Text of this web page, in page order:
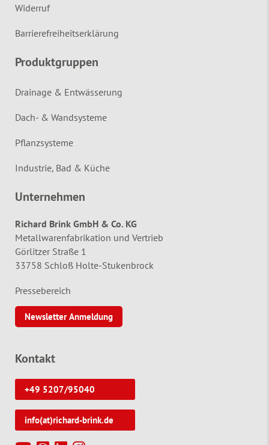
Widerruf
Barrierefreiheitserklärung
Produktgruppen
Drainage & Entwässerung
Dach- & Wandsysteme
Pflanzsysteme
Industrie, Bad & Küche
Unternehmen
Richard Brink GmbH & Co. KG
Metallwarenfabrikation und Vertrieb
Görlitzer Straße 1
33758 Schloß Holte-Stukenbrock
Pressebereich
Newsletter Anmeldung
Kontakt
+49 5207/95040
info(at)richard-brink.de